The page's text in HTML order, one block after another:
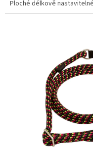
Ploché délkově